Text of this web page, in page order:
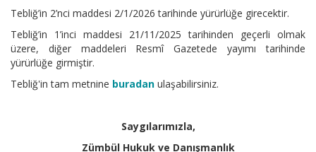
Tebliğ’in 2’nci maddesi 2/1/2026 tarihinde yürürlüğe girecektir.
Tebliğ’in 1’inci maddesi 21/11/2025 tarihinden geçerli olmak
üzere, diğer maddeleri Resmî Gazetede yayımı tarihinde
yürürlüğe girmiştir.
Tebliğ'in tam metnine buradan ulaşabilirsiniz.
Saygılarımızla,
Zümbül Hukuk ve Danışmanlık